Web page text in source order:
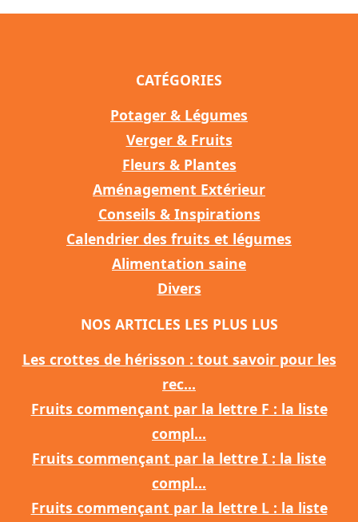
CATÉGORIES
Potager & Légumes
Verger & Fruits
Fleurs & Plantes
Aménagement Extérieur
Conseils & Inspirations
Calendrier des fruits et légumes
Alimentation saine
Divers
NOS ARTICLES LES PLUS LUS
Les crottes de hérisson : tout savoir pour les
rec...
Fruits commençant par la lettre F : la liste
compl...
Fruits commençant par la lettre I : la liste
compl...
Fruits commençant par la lettre L : la liste